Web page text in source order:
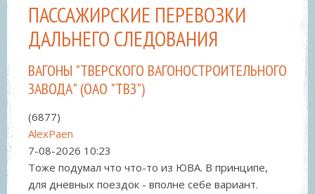
ПАССАЖИРСКИЕ ПЕРЕВОЗКИ
ДАЛЬНЕГО СЛЕДОВАНИЯ
ВАГОНЫ "ТВЕРСКОГО ВАГОНОСТРОИТЕЛЬНОГО
ЗАВОДА" (ОАО "ТВЗ")
(6877)
AlexPaen
7-08-2026 10:23
Тоже подумал что что-то из ЮВА. В принципе,
для дневных поездок - вполне себе вариант.